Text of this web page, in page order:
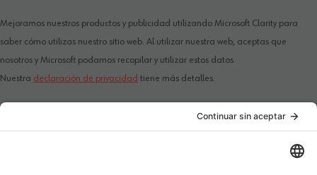
Mejoramos nuestros productos y publicidad utilizando Microsoft Clarity para
saber cómo utilizas nuestro sitio web. Al utilizar nuestra web, aceptas que
nosotros y Microsoft podamos recopilar y utilizar estos datos.
Nuestra declaración de privacidad tiene más detalles.